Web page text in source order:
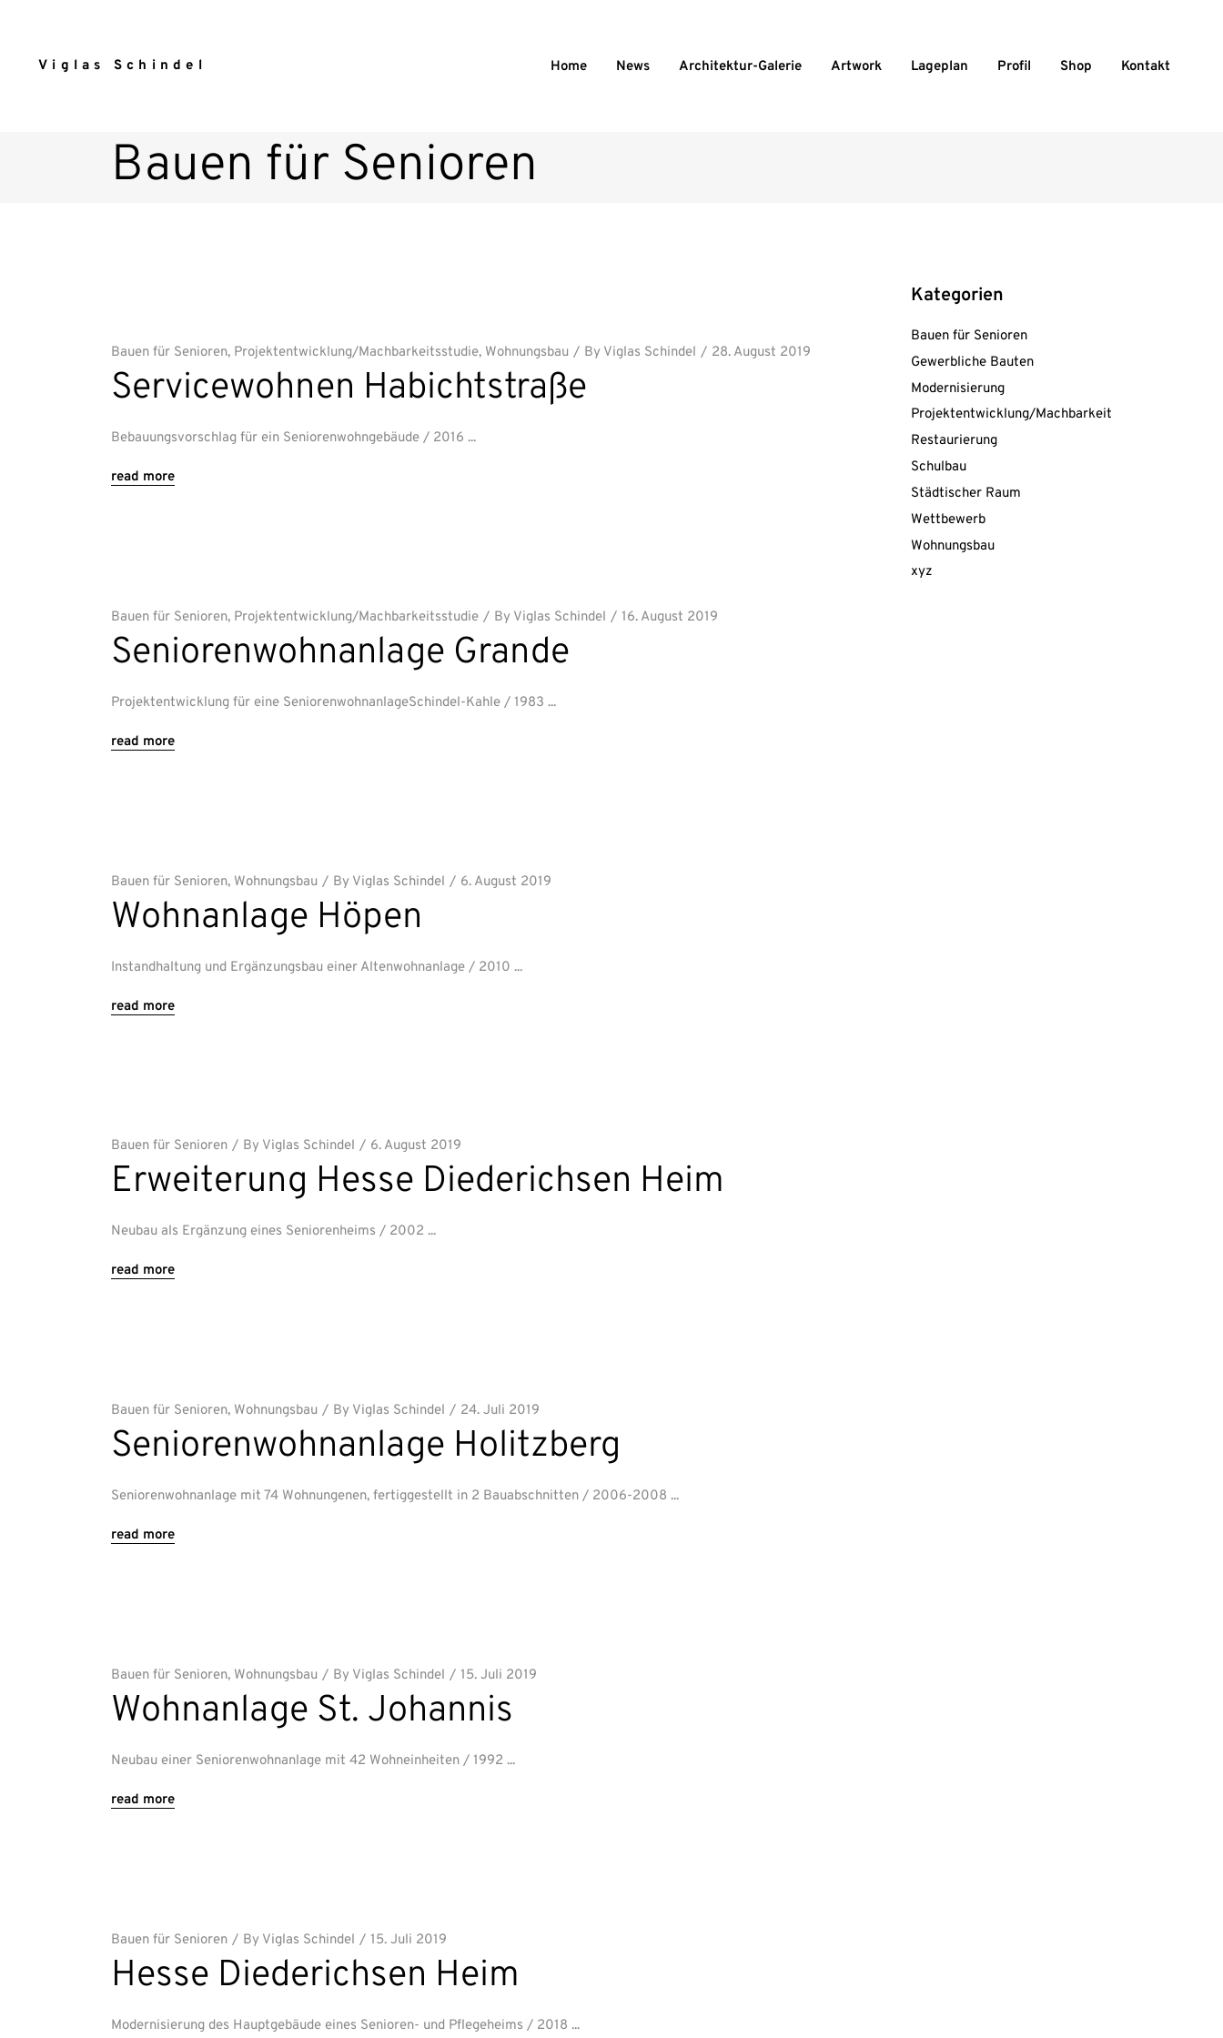
Viglas Schindel Home News Architektur-Galerie Artwork Lageplan Profil Shop Kontakt
Bauen für Senioren
Bauen für Senioren, Projektentwicklung/Machbarkeitsstudie, Wohnungsbau By Viglas Schindel 28. August 2019
Servicewohnen Habichtstraße
Bebauungsvorschlag für ein Seniorenwohngebäude / 2016
read more
Bauen für Senioren, Projektentwicklung/Machbarkeitsstudie By Viglas Schindel 16. August 2019
Seniorenwohnanlage Grande
Projektentwicklung für eine SeniorenwohnanlageSchindel-Kahle / 1983
read more
Bauen für Senioren, Wohnungsbau By Viglas Schindel 6. August 2019
Wohnanlage Höpen
Instandhaltung und Ergänzungsbau einer Altenwohnanlage / 2010
read more
Bauen für Senioren By Viglas Schindel 6. August 2019
Erweiterung Hesse Diederichsen Heim
Neubau als Ergänzung eines Seniorenheims / 2002
read more
Bauen für Senioren, Wohnungsbau By Viglas Schindel 24. Juli 2019
Seniorenwohnanlage Holitzberg
Seniorenwohnanlage mit 74 Wohnungenen, fertiggestellt in 2 Bauabschnitten / 2006-2008
read more
Bauen für Senioren, Wohnungsbau By Viglas Schindel 15. Juli 2019
Wohnanlage St. Johannis
Neubau einer Seniorenwohnanlage mit 42 Wohneinheiten / 1992
read more
Bauen für Senioren By Viglas Schindel 15. Juli 2019
Hesse Diederichsen Heim
Modernisierung des Hauptgebäude eines Senioren- und Pflegeheims / 2018
Kategorien
Bauen für Senioren
Gewerbliche Bauten
Modernisierung
Projektentwicklung/Machbarkeitsstudie
Restaurierung
Schulbau
Städtischer Raum
Wettbewerb
Wohnungsbau
xyz